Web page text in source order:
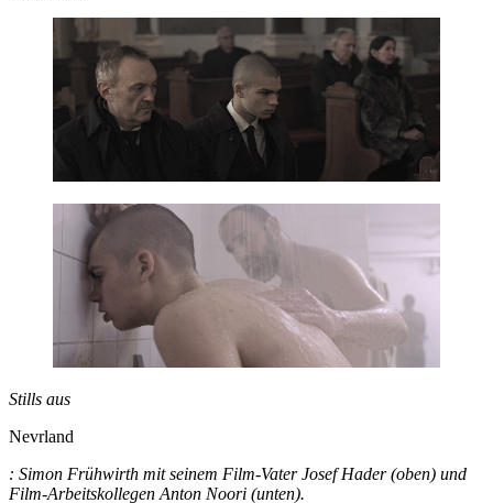
Stills aus
Nevrland
: Simon Frühwirth mit seinem Film-Vater Josef Hader (oben) und
Film-Arbeitskollegen Anton Noori (unten).